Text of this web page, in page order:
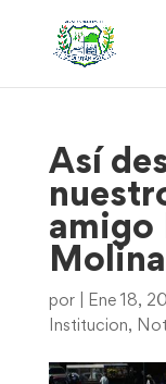
Así
amigo
Molina
por Ene 18,
Institucion,